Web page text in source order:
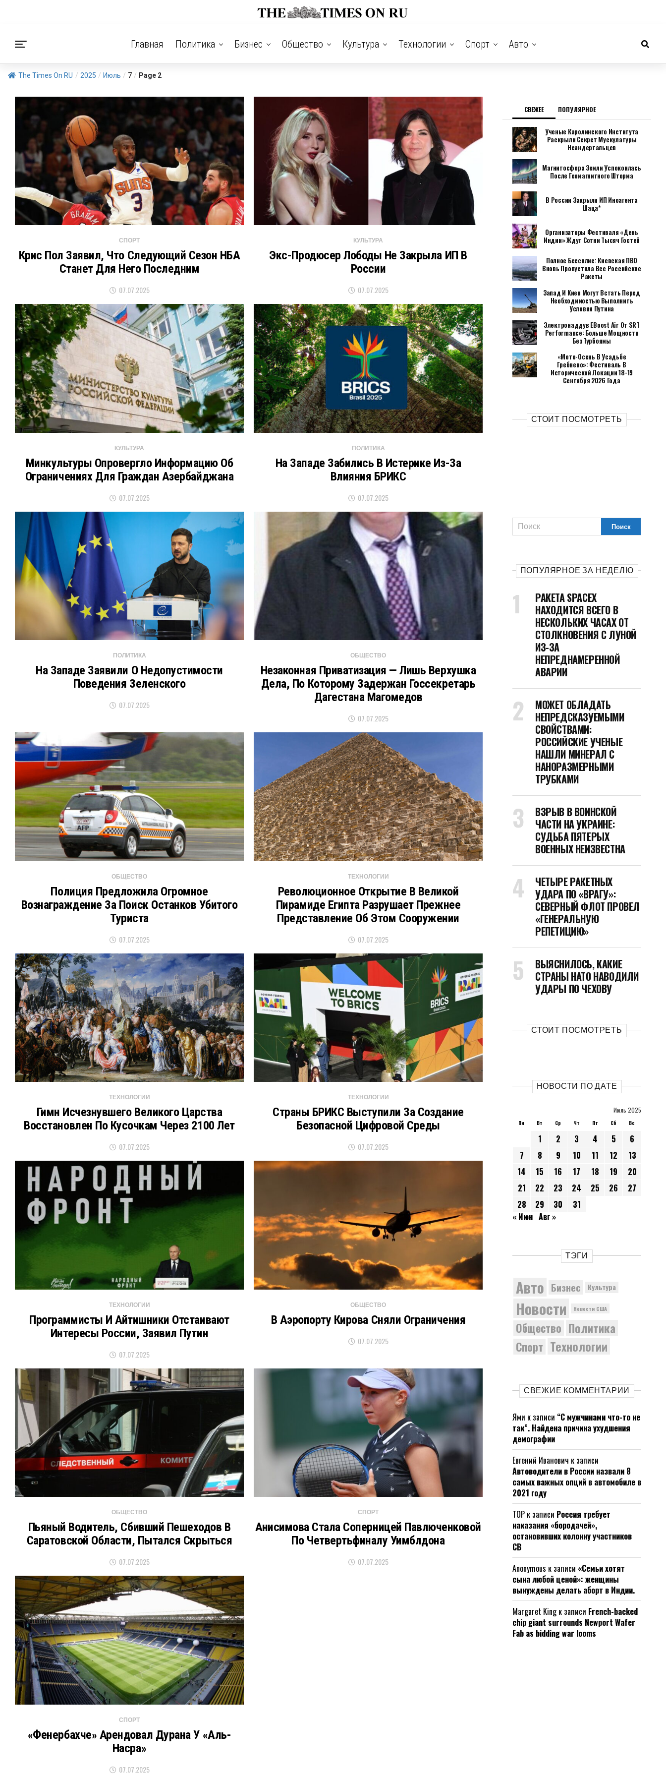
Главная Политика Бизнес Общество Культура Технологии Спорт Авто
The Times On RU / 2025 / Июль / 7 / Page 2
СПОРТ
Крис Пол Заявил, Что Следующий Сезон НБА
Станет Для Него Последним
07.07.2025
КУЛЬТУРА
Экс-Продюсер Лободы Не Закрыла ИП В
России
07.07.2025
КУЛЬТУРА
Минкультуры Опровергло Информацию Об
Ограничениях Для Граждан Азербайджана
07.07.2025
ПОЛИТИКА
На Западе Забились В Истерике Из-За
Влияния БРИКС
07.07.2025
ПОЛИТИКА
На Западе Заявили О Недопустимости
Поведения Зеленского
07.07.2025
ОБЩЕСТВО
Незаконная Приватизация — Лишь Верхушка
Дела, По Которому Задержан Госсекретарь
Дагестана Магомедов
07.07.2025
ОБЩЕСТВО
Полиция Предложила Огромное
Вознаграждение За Поиск Останков Убитого
Туриста
07.07.2025
ТЕХНОЛОГИИ
Революционное Открытие В Великой
Пирамиде Египта Разрушает Прежнее
Представление Об Этом Сооружении
07.07.2025
ТЕХНОЛОГИИ
Гимн Исчезнувшего Великого Царства
Восстановлен По Кусочкам Через 2100 Лет
07.07.2025
ТЕХНОЛОГИИ
Страны БРИКС Выступили За Создание
Безопасной Цифровой Среды
07.07.2025
ТЕХНОЛОГИИ
Программисты И Айтишники Отстаивают
Интересы России, Заявил Путин
07.07.2025
ОБЩЕСТВО
В Аэропорту Кирова Сняли Ограничения
07.07.2025
ОБЩЕСТВО
Пьяный Водитель, Сбивший Пешеходов В
Саратовской Области, Пытался Скрыться
07.07.2025
СПОРТ
Анисимова Стала Соперницей Павлюченковой
По Четвертьфиналу Уимблдона
07.07.2025
СПОРТ
«Фенербахче» Арендовал Дурана У «Аль-
Насра»
07.07.2025
СВЕЖЕЕ ПОПУЛЯРНОЕ
Ученые Каролинского Института
Раскрыли Секрет Мускулатуры
Неандертальцев
Магнитосфера Земли Успокоилась
После Геомагнитного Шторма
В России Закрыли ИП Иноагента
Шаца*
Организаторы Фестиваля «День
Индии» Ждут Сотни Тысяч Гостей
Полное Бессилие: Киевская ПВО
Вновь Пропустила Все Российские
Ракеты
Запад И Киев Могут Встать Перед
Необходимостью Выполнить
Условия Путина
Электронаддув EBoost Air От SRT
Performance: Больше Мощности
Без Турбоямы
«Мото-Осень В Усадьбе
Гребнево»: Фестиваль В
Исторической Локации 18-19
Сентября 2026 Года
СТОИТ ПОСМОТРЕТЬ
ПОПУЛЯРНОЕ ЗА НЕДЕЛЮ
РАКЕТА SPACEX
НАХОДИТСЯ ВСЕГО В
НЕСКОЛЬКИХ ЧАСАХ ОТ
СТОЛКНОВЕНИЯ С ЛУНОЙ
ИЗ-ЗА
НЕПРЕДНАМЕРЕННОЙ
АВАРИИ
МОЖЕТ ОБЛАДАТЬ
НЕПРЕДСКАЗУЕМЫМИ
СВОЙСТВАМИ:
РОССИЙСКИЕ УЧЕНЫЕ
НАШЛИ МИНЕРАЛ С
НАНОРАЗМЕРНЫМИ
ТРУБКАМИ
ВЗРЫВ В ВОИНСКОЙ
ЧАСТИ НА УКРАИНЕ:
СУДЬБА ПЯТЕРЫХ
ВОЕННЫХ НЕИЗВЕСТНА
ЧЕТЫРЕ РАКЕТНЫХ
УДАРА ПО «ВРАГУ»:
СЕВЕРНЫЙ ФЛОТ ПРОВЕЛ
«ГЕНЕРАЛЬНУЮ
РЕПЕТИЦИЮ»
ВЫЯСНИЛОСЬ, КАКИЕ
СТРАНЫ НАТО НАВОДИЛИ
УДАРЫ ПО ЧЕХОВУ
СТОИТ ПОСМОТРЕТЬ
НОВОСТИ ПО ДАТЕ
Июль 2025
Пн Вт Ср Чт Пт Сб Вс
1 2 3 4 5
6
7
8 9 10 11 12
13
14
15 16 17 18 19
20
21
22 23 24 25 26
27
28
29 30
31
« Июн Авг »
ТЭГИ
Авто Бизнес Культура
Новости Новости США
Общество Политика
Спорт Технологии
СВЕЖИЕ КОММЕНТАРИИ
Ями к записи “С мужчинами что-то не
так”. Найдена причина ухудшения
демографии
Евгений Иванович к записи
Автоводители в России назвали 8
самых важных опций в автомобиле в
2021 году
ТОР к записи Россия требует
наказания «бородачей»,
остановивших колонну участников
СВ
Anonymous к записи «Семьи хотят
сына любой ценой»: женщины
вынуждены делать аборт в Индии.
Margaret Kingк записи French-backed
chip giant surrounds Newport Wafer
Fab as bidding war looms